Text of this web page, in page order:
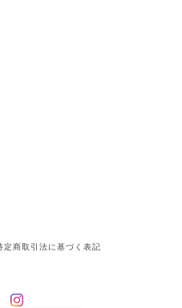
定商取引法に基づく表記